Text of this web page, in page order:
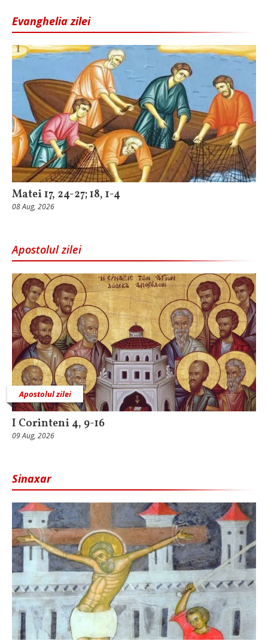
Evanghelia zilei
Matei 17, 24-27; 18, 1-4
08 Aug, 2026
Apostolul zilei
Apostolul zilei
I Corinteni 4, 9-16
09 Aug, 2026
Sinaxar